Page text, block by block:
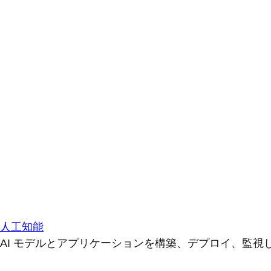
人工知能
AI モデルとアプリケーションを構築、デプロイ、監視